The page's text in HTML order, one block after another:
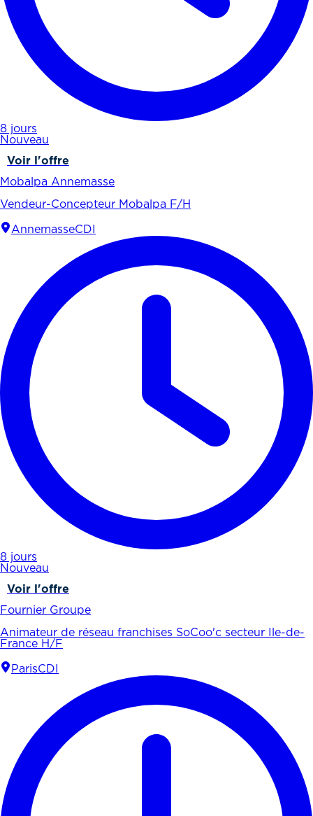
8 jours
Nouveau
Voir l'offre
Mobalpa Annemasse
Vendeur-Concepteur Mobalpa F/H
AnnemasseCDI
8 jours
Nouveau
Voir l'offre
Fournier Groupe
Animateur de réseau franchises SoCoo'c secteur Ile-de-
France H/F
ParisCDI